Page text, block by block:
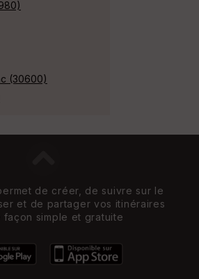
(30600)
de créer, de suivre sur le
et de partager vos itinéraires
façon simple et gratuite